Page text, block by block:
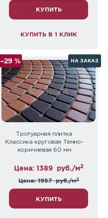
КУПИТЬ
КУПИТЬ В 1 КЛИК
–29 % НА ЗАКАЗ
Тротуарная плитка
Классика круговая Темно-
коричневая 60 мм
Цена: 1389 руб./м2
Цена: 1957руб./м2
КУПИТЬ